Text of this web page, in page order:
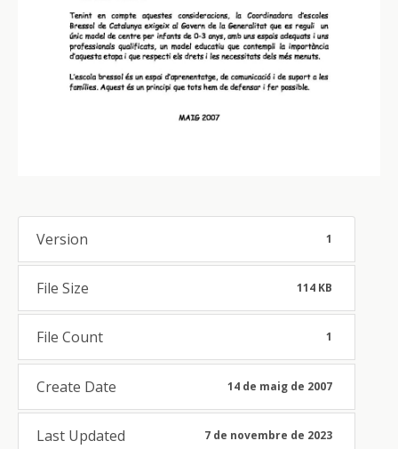
Version 1
File Size 114 KB
File Count 1
Create Date 14 de maig de 2007
Last Updated 7 de novembre de 2023